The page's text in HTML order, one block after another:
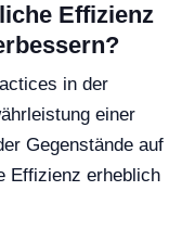
Effizienz
in der
einer
Gegenstände auf
Effizienz erheblich